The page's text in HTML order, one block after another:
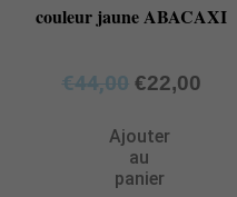
couleur jaune ABACAXI
€44,00 €22,00
Ajouter
au
panier